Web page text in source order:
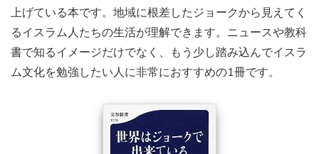
上げている本です。地域に根差したジョークから見えてく
るイスラム人たちの生活が理解できます。ニュースや教科
書で知るイメージだけでなく、もう少し踏み込んでイスラ
ム文化を勉強したい人に非常におすすめの1冊です。